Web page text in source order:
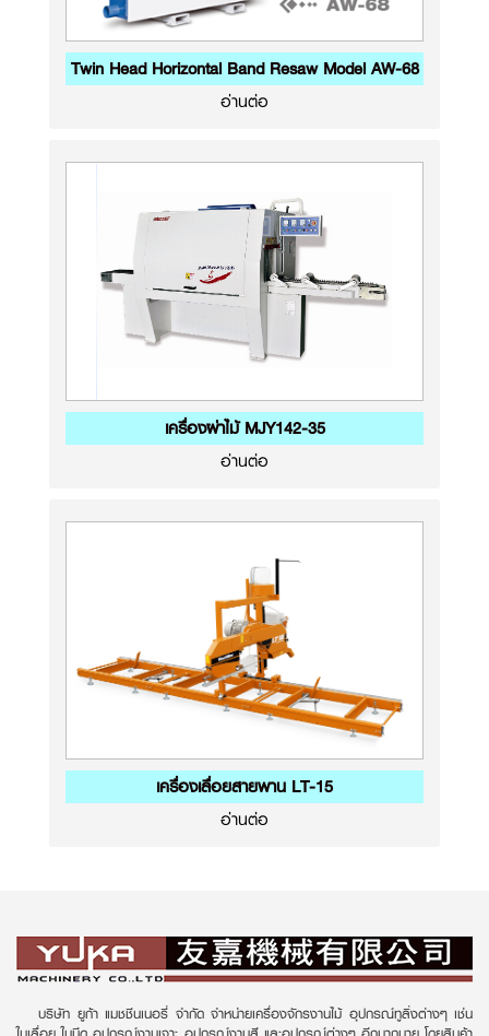
Twin Head Horizontal Band Resaw Model AW-68
อ่านต่อ
เครื่องผ่าไม้ MJY142-35
อ่านต่อ
เครื่องเลื่อยสายพาน LT-15
อ่านต่อ
บริษัท ยูก้า แมชชีนเนอรี่ จำกัด จำหน่ายเครื่องจักรงานไม้ อุปกรณ์ทูลิ่งต่างๆ เช่น